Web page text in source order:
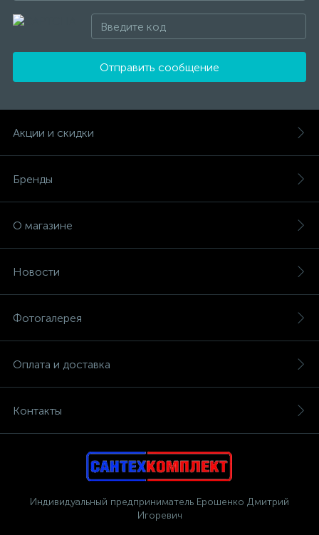
Отправить сообщение
Акции и скидки
Бренды
О магазине
Новости
Фотогалерея
Оплата и доставка
Контакты
Индивидуальный предприниматель Ерошенко Дмитрий
Игоревич